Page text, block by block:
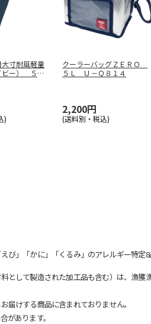
寸耐風軽量
ビー） ５０
)
クーラーバッグＺＥＲＯ
５Ｌ Ｕ－Ｑ８１４
2,200円
(送料別・税込)
び」「かに」「くるみ」のアレルギー特定8
して製造された加工品も含む）は、漁獲
けする商品に含まれておりません。
があります。